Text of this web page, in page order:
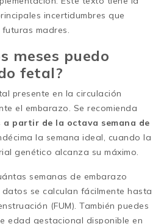
incertidumbres que
madres.
meses puedo
fetal?
presente en la circulación
el embarazo. Se recomienda
a partir de la octava semana de
la semana ideal, cuando la
genético alcanza su máximo.
semanas de embarazo
se calculan fácilmente hasta
(FUM). También puedes
edad gestacional disponible en